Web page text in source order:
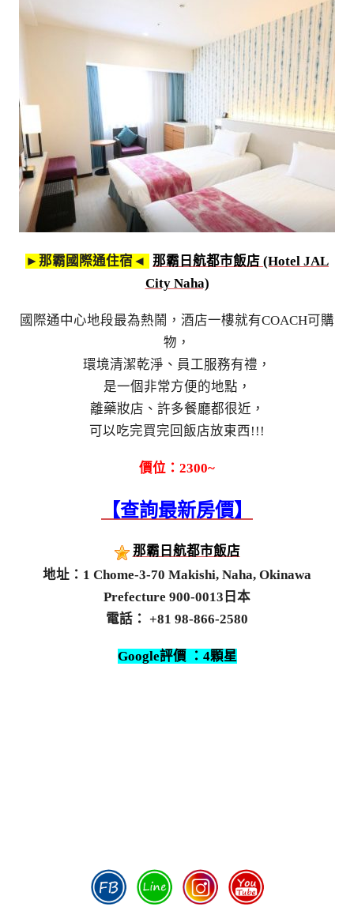
►那霸國際通住宿◄
那霸日航都市飯店 (Hotel JAL
City Naha)
國際通中心地段最為熱鬧，酒店一樓就有COACH可購
物，
環境清潔乾淨、員工服務有禮，
是一個非常方便的地點，
離藥妝店、許多餐廳都很近，
可以吃完買完回飯店放東西!!!
價位：2300~
【查詢最新房價】
那霸日航都市飯店
地址：1 Chome-3-70 Makishi, Naha, Okinawa
Prefecture 900-0013日本
電話： +81 98-866-2580
Google評價 ：4顆星